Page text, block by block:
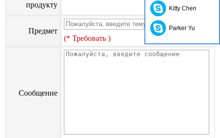
продукту
Предмет
(* Требовать )
Сообщение
Kitty Chen
Parker Yu